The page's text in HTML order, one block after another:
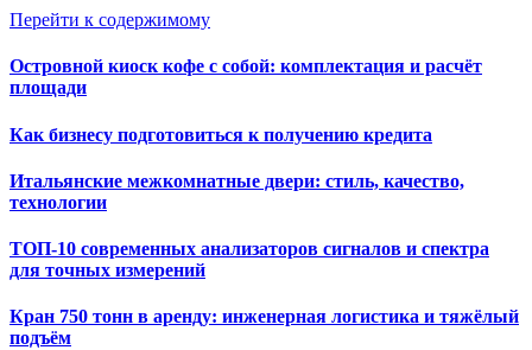
Перейти к содержимому
Островной киоск кофе с собой: комплектация и расчёт
площади
Как бизнесу подготовиться к получению кредита
Итальянские межкомнатные двери: стиль, качество,
технологии
ТОП-10 современных анализаторов сигналов и спектра
для точных измерений
Кран 750 тонн в аренду: инженерная логистика и тяжёлый
подъём